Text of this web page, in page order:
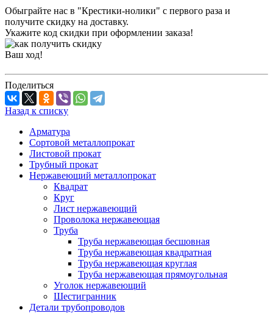
Обыграйте нас в "Крестики-нолики" с первого раза и
получите скидку на доставку.
Укажите код скидки при оформлении заказа!
Ваш ход!
Поделиться
Назад к списку
Арматура
Сортовой металлопрокат
Листовой прокат
Трубный прокат
Нержавеющий металлопрокат
Квадрат
Круг
Лист нержавеющий
Проволока нержавеющая
Труба
Труба нержавеющая бесшовная
Труба нержавеющая квадратная
Труба нержавеющая круглая
Труба нержавеющая прямоугольная
Уголок нержавеющий
Шестигранник
Детали трубопроводов